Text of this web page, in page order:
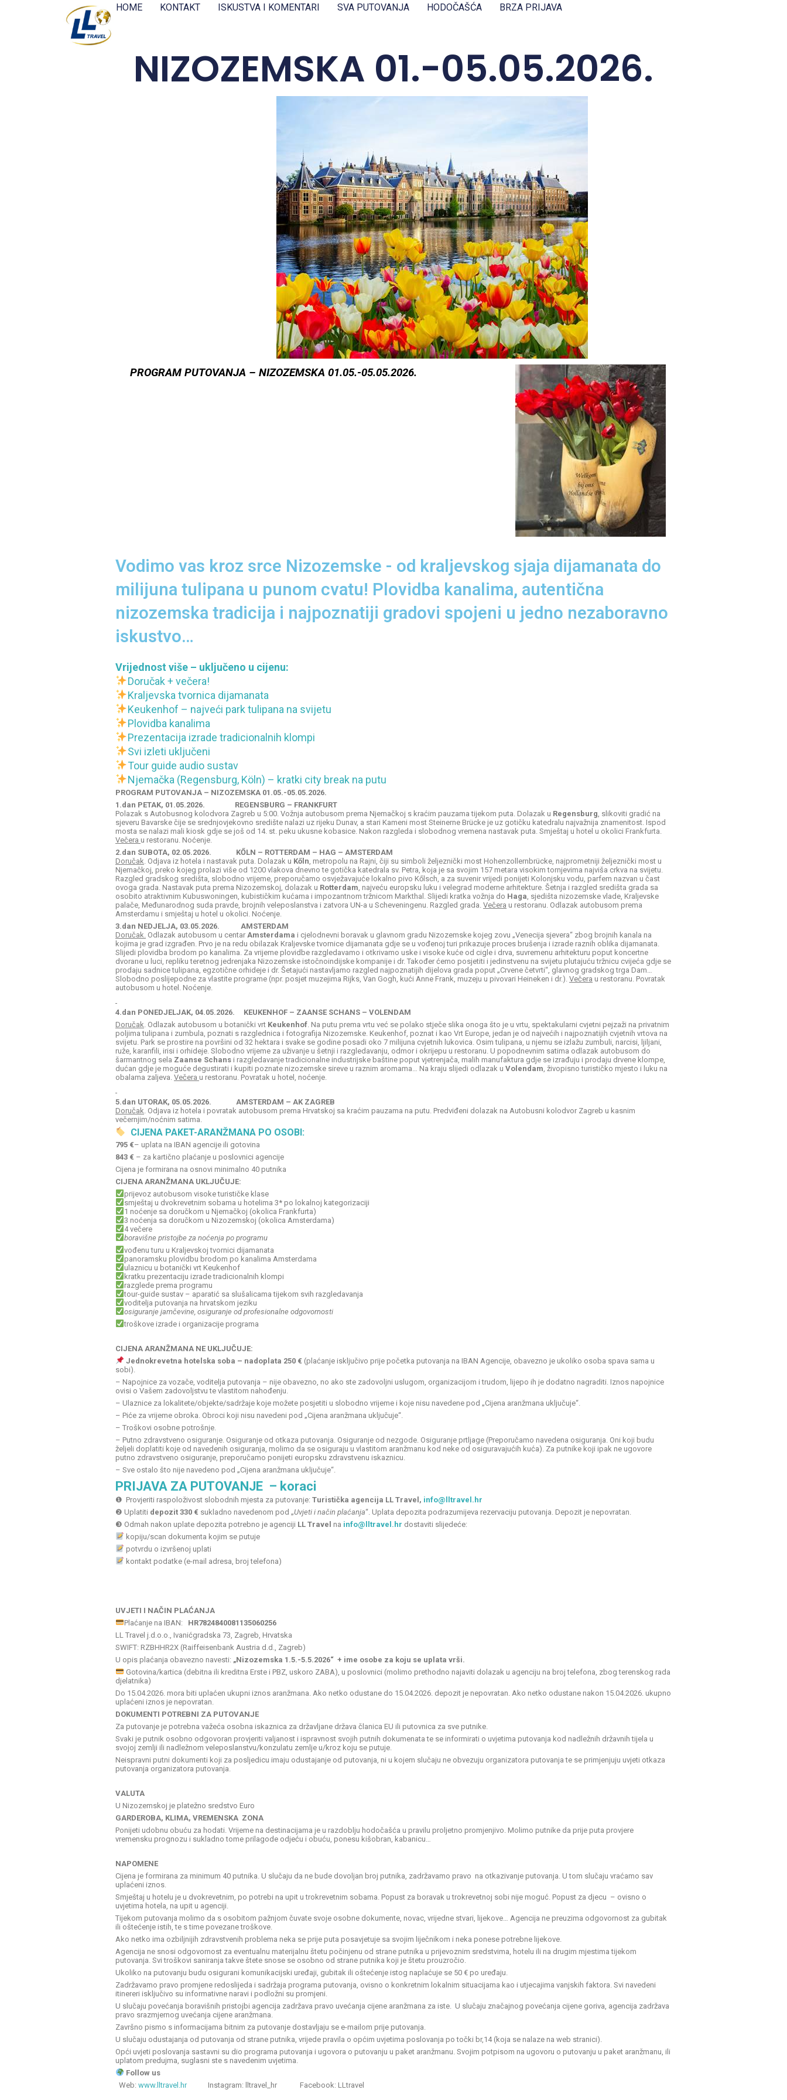
HOME KONTAKT ISKUSTVA I KOMENTARI SVA PUTOVANJA HODOČAŠĆA BRZA PRIJAVA
NIZOZEMSKA 01.-05.05.2026.
PROGRAM PUTOVANJA – NIZOZEMSKA 01.05.-05.05.2026.
Vodimo vas kroz srce Nizozemske - od kraljevskog sjaja dijamanata do
milijuna tulipana u punom cvatu! Plovidba kanalima, autentična
nizozemska tradicija i najpoznatiji gradovi spojeni u jedno nezaboravno
iskustvo…
Vrijednost više – uključeno u cijenu:
Doručak + večera!
Kraljevska tvornica dijamanata
Keukenhof – najveći park tulipana na svijetu
Plovidba kanalima
Prezentacija izrade tradicionalnih klompi
Svi izleti uključeni
Tour guide audio sustav
Njemačka (Regensburg, Köln) – kratki city break na putu
PROGRAM PUTOVANJA – NIZOZEMSKA 01.05.-05.05.2026.
1.dan PETAK, 01.05.2026. REGENSBURG – FRANKFURT
Polazak s Autobusnog kolodvora Zagreb u 5:00. Vožnja autobusom prema Njemačkoj s kraćim pauzama tijekom puta. Dolazak u Regensburg , slikoviti gradić na
sjeveru Bavarske čije se srednjovjekovno središte nalazi uz rijeku Dunav, a stari Kameni most Steinerne Brücke je uz gotičku katedralu najvažnija znamenitost. Ispod
mosta se nalazi mali kiosk gdje se još od 14. st. peku ukusne kobasice. Nakon razgleda i slobodnog vremena nastavak puta. Smještaj u hotel u okolici Frankfurta.
Večera u restoranu. Noćenje.
2.dan SUBOTA, 02.05.2026. KŐLN – ROTTERDAM – HAG – AMSTERDAM
Doručak . Odjava iz hotela i nastavak puta. Dolazak u Kőln , metropolu na Rajni, čiji su simboli željeznički most Hohenzollernbrücke, najprometniji željeznički most u
Njemačkoj, preko kojeg prolazi više od 1200 vlakova dnevno te gotička katedrala sv. Petra, koja je sa svojim 157 metara visokim tornjevima najviša crkva na svijetu.
Razgled gradskog središta, slobodno vrijeme, preporučamo osvježavajuće lokalno pivo Kőlsch, a za suvenir vrijedi ponijeti Kolonjsku vodu, parfem nazvan u čast
ovoga grada. Nastavak puta prema Nizozemskoj, dolazak u Rotterdam , najveću europsku luku i velegrad moderne arhitekture. Šetnja i razgled središta grada sa
osobito atraktivnim Kubuswoningen, kubističkim kućama i impozantnom tržnicom Markthal. Slijedi kratka vožnja do Haga , sjedišta nizozemske vlade, Kraljevske
palače, Međunarodnog suda pravde, brojnih veleposlanstva i zatvora UN-a u Scheveningenu. Razgled grada. Večera u restoranu. Odlazak autobusom prema
Amsterdamu i smještaj u hotel u okolici. Noćenje.
3.dan NEDJELJA, 03.05.2026. AMSTERDAM
Doručak. Odlazak autobusom u centar Amsterdama i cjelodnevni boravak u glavnom gradu Nizozemske kojeg zovu „Venecija sjevera“ zbog brojnih kanala na
kojima je grad izgrađen. Prvo je na redu obilazak Kraljevske tvornice dijamanata gdje se u vođenoj turi prikazuje proces brušenja i izrade raznih oblika dijamanata.
Slijedi plovidba brodom po kanalima. Za vrijeme plovidbe razgledavamo i otkrivamo uske i visoke kuće od cigle i drva, suvremenu arhitekturu poput koncertne
dvorane u luci, repliku teretnog jedrenjaka Nizozemske istočnoindijske kompanije i dr. Također ćemo posjetiti i jedinstvenu na svijetu plutajuću tržnicu cvijeća gdje se
prodaju sadnice tulipana, egzotične orhideje i dr. Šetajući nastavljamo razgled najpoznatijih dijelova grada poput „Crvene četvrti“, glavnog gradskog trga Dam…
Slobodno poslijepodne za vlastite programe (npr. posjet muzejima Rijks, Van Gogh, kući Anne Frank, muzeju u pivovari Heineken i dr.). Večera u restoranu. Povratak
autobusom u hotel. Noćenje.
4.dan PONEDJELJAK, 04.05.2026. KEUKENHOF – ZAANSE SCHANS – VOLENDAM
Doručak . Odlazak autobusom u botanički vrt Keukenhof . Na putu prema vrtu već se polako stječe slika onoga što je u vrtu, spektakularni cvjetni pejzaži na privatnim
poljima tulipana i zumbula, poznati s razglednica i fotografija Nizozemske. Keukenhof, poznat i kao Vrt Europe, jedan je od najvećih i najpoznatijih cvjetnih vrtova na
svijetu. Park se prostire na površini od 32 hektara i svake se godine posadi oko 7 milijuna cvjetnih lukovica. Osim tulipana, u njemu se izlažu zumbuli, narcisi, ljiljani,
ruže, karanfili, irisi i orhideje. Slobodno vrijeme za uživanje u šetnji i razgledavanju, odmor i okrijepu u restoranu. U popodnevnim satima odlazak autobusom do
šarmantnog sela Zaanse Schans i razgledavanje tradicionalne industrijske baštine poput vjetrenjača, malih manufaktura gdje se izrađuju i prodaju drvene klompe,
dućan gdje je moguće degustirati i kupiti poznate nizozemske sireve u raznim aromama… Na kraju slijedi odlazak u Volendam , živopisno turističko mjesto i luku na
obalama zaljeva. Večera u restoranu. Povratak u hotel, noćenje.
5.dan UTORAK, 05.05.2026. AMSTERDAM – AK ZAGREB
Doručak . Odjava iz hotela i povratak autobusom prema Hrvatskoj sa kraćim pauzama na putu. Predviđeni dolazak na Autobusni kolodvor Zagreb u kasnim
večernjim/noćnim satima.
CIJENA PAKET-ARANŽMANA PO OSOBI:
795 €– uplata na IBAN agencije ili gotovina
843 € – za kartično plaćanje u poslovnici agencije
Cijena je formirana na osnovi minimalno 40 putnika
CIJENA ARANŽMANA UKLJUČUJE:
prijevoz autobusom visoke turističke klase
smještaj u dvokrevetnim sobama u hotelima 3* po lokalnoj kategorizaciji
1 noćenje sa doručkom u Njemačkoj (okolica Frankfurta)
3 noćenja sa doručkom u Nizozemskoj (okolica Amsterdama)
4 večere
boravišne pristojbe za noćenja po programu
vođenu turu u Kraljevskoj tvornici dijamanata
panoramsku plovidbu brodom po kanalima Amsterdama
ulaznicu u botanički vrt Keukenhof
kratku prezentaciju izrade tradicionalnih klompi
razglede prema programu
tour-guide sustav – aparatić sa slušalicama tijekom svih razgledavanja
voditelja putovanja na hrvatskom jeziku
osiguranje jamčevine, osiguranje od profesionalne odgovornosti
troškove izrade i organizacije programa
CIJENA ARANŽMANA NE UKLJUČUJE:
Jednokrevetna hotelska soba – nadoplata 250 € (plaćanje isključivo prije početka putovanja na IBAN Agencije, obavezno je ukoliko osoba spava sama u
sobi).
– Napojnice za vozače, voditelja putovanja – nije obavezno, no ako ste zadovoljni uslugom, organizacijom i trudom, lijepo ih je dodatno nagraditi. Iznos napojnice
ovisi o Vašem zadovoljstvu te vlastitom nahođenju.
– Ulaznice za lokalitete/objekte/sadržaje koje možete posjetiti u slobodno vrijeme i koje nisu navedene pod „Cijena aranžmana uključuje“.
– Piće za vrijeme obroka. Obroci koji nisu navedeni pod „Cijena aranžmana uključuje“.
– Troškovi osobne potrošnje.
– Putno zdravstveno osiguranje. Osiguranje od otkaza putovanja. Osiguranje od nezgode. Osiguranje prtljage (Preporučamo navedena osiguranja. Oni koji budu
željeli doplatiti koje od navedenih osiguranja, molimo da se osiguraju u vlastitom aranžmanu kod neke od osiguravajućih kuća). Za putnike koji ipak ne ugovore
putno zdravstveno osiguranje, preporučamo ponijeti europsku zdravstvenu iskaznicu.
– Sve ostalo što nije navedeno pod „Cijena aranžmana uključuje“.
PRIJAVA ZA PUTOVANJE – koraci
❶ Provjeriti raspoloživost slobodnih mjesta za putovanje: Turistička agencija LL Travel, info@lltravel.hr
❷ Uplatiti depozit 330 € sukladno navedenom pod „Uvjeti i način plaćanja“. Uplata depozita podrazumijeva rezervaciju putovanja. Depozit je nepovratan.
❸ Odmah nakon uplate depozita potrebno je agenciji LL Travel na info@lltravel.hr dostaviti slijedeće:
kopiju/scan dokumenta kojim se putuje
potvrdu o izvršenoj uplati
kontakt podatke (e-mail adresa, broj telefona)
UVJETI I NAČIN PLAĆANJA
Plaćanje na IBAN: HR7824840081135060256
LL Travel j.d.o.o., Ivanićgradska 73, Zagreb, Hrvatska
SWIFT: RZBHHR2X (Raiffeisenbank Austria d.d., Zagreb)
U opis plaćanja obavezno navesti: „Nizozemska 1.5.-5.5.2026“ + ime osobe za koju se uplata vrši.
Gotovina/kartica (debitna ili kreditna Erste i PBZ, uskoro ZABA), u poslovnici (molimo prethodno najaviti dolazak u agenciju na broj telefona, zbog terenskog rada
djelatnika)
Do 15.04.2026. mora biti uplaćen ukupni iznos aranžmana. Ako netko odustane do 15.04.2026. depozit je nepovratan. Ako netko odustane nakon 15.04.2026. ukupno
uplaćeni iznos je nepovratan.
DOKUMENTI POTREBNI ZA PUTOVANJE
Za putovanje je potrebna važeća osobna iskaznica za državljane država članica EU ili putovnica za sve putnike.
Svaki je putnik osobno odgovoran provjeriti valjanost i ispravnost svojih putnih dokumenata te se informirati o uvjetima putovanja kod nadležnih državnih tijela u
svojoj zemlji ili nadležnom veleposlanstvu/konzulatu zemlje u/kroz koju se putuje.
Neispravni putni dokumenti koji za posljedicu imaju odustajanje od putovanja, ni u kojem slučaju ne obvezuju organizatora putovanja te se primjenjuju uvjeti otkaza
putovanja organizatora putovanja.
VALUTA
U Nizozemskoj je platežno sredstvo Euro
GARDEROBA, KLIMA, VREMENSKA ZONA
Ponijeti udobnu obuću za hodati. Vrijeme na destinacijama je u razdoblju hodočašća u pravilu proljetno promjenjivo. Molimo putnike da prije puta provjere
vremensku prognozu i sukladno tome prilagode odjeću i obuću, ponesu kišobran, kabanicu…
NAPOMENE
Cijena je formirana za minimum 40 putnika. U slučaju da ne bude dovoljan broj putnika, zadržavamo pravo na otkazivanje putovanja. U tom slučaju vraćamo sav
uplaćeni iznos.
Smještaj u hotelu je u dvokrevetnim, po potrebi na upit u trokrevetnim sobama. Popust za boravak u trokrevetnoj sobi nije moguć. Popust za djecu – ovisno o
uvjetima hotela, na upit u agenciji.
Tijekom putovanja molimo da s osobitom pažnjom čuvate svoje osobne dokumente, novac, vrijedne stvari, lijekove… Agencija ne preuzima odgovornost za gubitak
ili oštećenje istih, te s time povezane troškove.
Ako netko ima ozbiljnijih zdravstvenih problema neka se prije puta posavjetuje sa svojim liječnikom i neka ponese potrebne lijekove.
Agencija ne snosi odgovornost za eventualnu materijalnu štetu počinjenu od strane putnika u prijevoznim sredstvima, hotelu ili na drugim mjestima tijekom
putovanja. Svi troškovi saniranja takve štete snose se osobno od strane putnika koji je štetu prouzročio.
Ukoliko na putovanju budu osigurani komunikacijski uređaji, gubitak ili oštećenje istog naplaćuje se 50 € po uređaju.
Zadržavamo pravo promjene redoslijeda i sadržaja programa putovanja, ovisno o konkretnim lokalnim situacijama kao i utjecajima vanjskih faktora. Svi navedeni
itinereri isključivo su informativne naravi i podložni su promjeni.
U slučaju povećanja boravišnih pristojbi agencija zadržava pravo uvećanja cijene aranžmana za iste. U slučaju značajnog povećanja cijene goriva, agencija zadržava
pravo srazmjernog uvećanja cijene aranžmana.
Završno pismo s informacijama bitnim za putovanje dostavljaju se e-mailom prije putovanja.
U slučaju odustajanja od putovanja od strane putnika, vrijede pravila o općim uvjetima poslovanja po točki br,14 (koja se nalaze na web stranici).
Opći uvjeti poslovanja sastavni su dio programa putovanja i ugovora o putovanju u paket aranžmanu. Svojim potpisom na ugovoru o putovanju u paket aranžmanu, ili
uplatom predujma, suglasni ste s navedenim uvjetima.
Follow us
Web: www.lltravel.hrInstagram: lltravel_hr Facebook: LLtravel